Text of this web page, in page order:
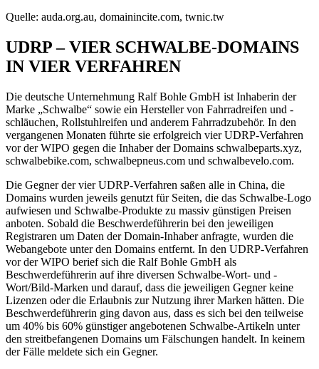
Quelle: auda.org.au, domainincite.com, twnic.tw
UDRP – VIER SCHWALBE-DOMAINS
IN VIER VERFAHREN
Die deutsche Unternehmung Ralf Bohle GmbH ist Inhaberin der
Marke „Schwalbe“ sowie ein Hersteller von Fahrradreifen und -
schläuchen, Rollstuhlreifen und anderem Fahrradzubehör. In den
vergangenen Monaten führte sie erfolgreich vier UDRP-Verfahren
vor der WIPO gegen die Inhaber der Domains schwalbeparts.xyz,
schwalbebike.com, schwalbepneus.com und schwalbevelo.com.
Die Gegner der vier UDRP-Verfahren saßen alle in China, die
Domains wurden jeweils genutzt für Seiten, die das Schwalbe-Logo
aufwiesen und Schwalbe-Produkte zu massiv günstigen Preisen
anboten. Sobald die Beschwerdeführerin bei den jeweiligen
Registraren um Daten der Domain-Inhaber anfragte, wurden die
Webangebote unter den Domains entfernt. In den UDRP-Verfahren
vor der WIPO berief sich die Ralf Bohle GmbH als
Beschwerdeführerin auf ihre diversen Schwalbe-Wort- und -
Wort/Bild-Marken und darauf, dass die jeweiligen Gegner keine
Lizenzen oder die Erlaubnis zur Nutzung ihrer Marken hätten. Die
Beschwerdeführerin ging davon aus, dass es sich bei den teilweise
um 40% bis 60% günstiger angebotenen Schwalbe-Artikeln unter
den streitbefangenen Domains um Fälschungen handelt. In keinem
der Fälle meldete sich ein Gegner.